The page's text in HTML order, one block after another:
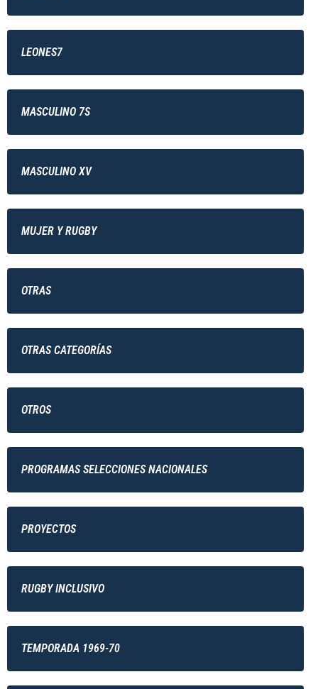
LEONES7
MASCULINO 7S
MASCULINO XV
MUJER Y RUGBY
OTRAS
OTRAS CATEGORÍAS
OTROS
PROGRAMAS SELECCIONES NACIONALES
PROYECTOS
RUGBY INCLUSIVO
TEMPORADA 1969-70